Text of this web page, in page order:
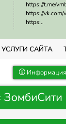
https://t.me/
https://vk.com/
https:..
УСЛУГИ САЙТА
ЗомбиСити